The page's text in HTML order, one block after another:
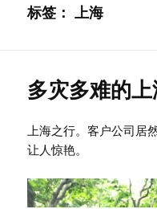
标签：上海
多灾多难的
上海之行。客户公司居
让人惊艳。